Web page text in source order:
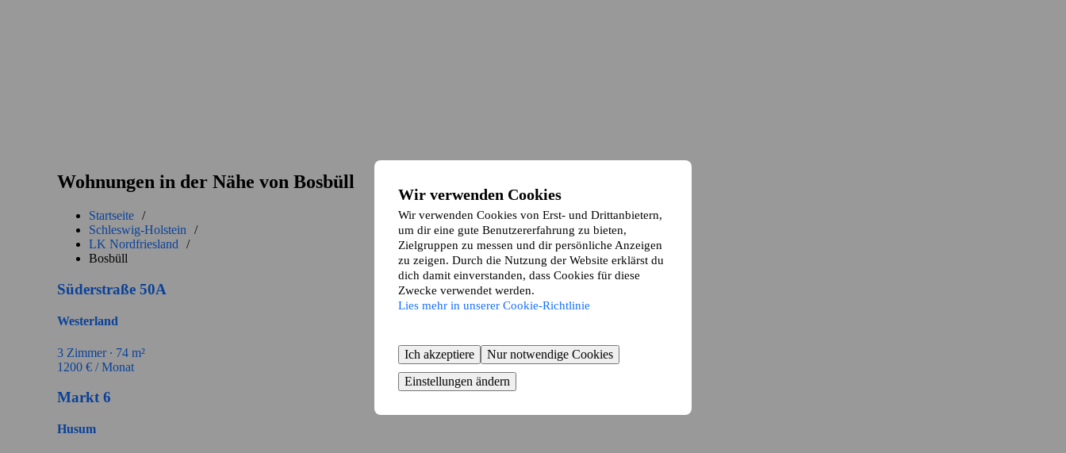
Wir verwenden Cookies
Wir verwenden Cookies von Erst- und Drittanbietern,
um dir eine gute Benutzererfahrung zu bieten,
Zielgruppen zu messen und dir persönliche Anzeigen
zu zeigen. Durch die Nutzung der Website erklärst du
dich damit einverstanden, dass Cookies für diese
Zwecke verwendet werden.
Lies mehr in unserer Cookie-Richtlinie
Ich akzeptiere
Nur notwendige Cookies
Einstellungen ändern
Wohnungen in der Nähe von Bosbüll
Startseite /
Schleswig-Holstein
/
LK Nordfriesland
/
Bosbüll
Süderstraße 50A
Westerland
3 Zimmer ∙ 74 m²
1200 € / Monat
Markt 6
Husum